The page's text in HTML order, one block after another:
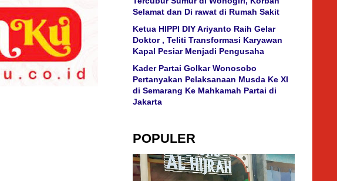
Selamat dan Di rawat di Rumah Sakit
Ketua HIPPI DIY Ariyanto Raih Gelar
Doktor , Teliti Transformasi Karyawan
Kapal Pesiar Menjadi Pengusaha
Kader Partai Golkar Wonosobo
Pertanyakan Pelaksanaan Musda Ke XI
di Semarang Ke Mahkamah Partai di
Jakarta
POPULER